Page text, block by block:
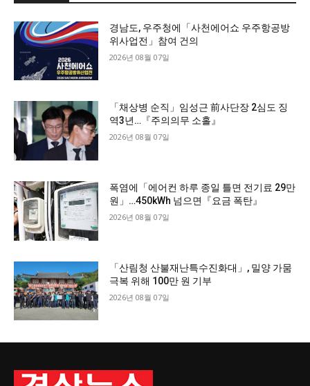
경남도, 우주청에「사천에어쇼 우주항공방
위사업전」참여 건의
2026년 08월 07일
「채상병 순직」임성근 前사단장 2심도 징
역3년…『주의의무 소홀』
2026년 08월 07일
폭염에「에어컨 하루 종일 틀면 전기료 29만
원」…450kWh 넘으면『요금 폭탄』
2026년 08월 07일
「산림청 산불재난특수진화대」, 밀양 가뭄
극복 위해 100만 원 기부
2026년 08월 07일